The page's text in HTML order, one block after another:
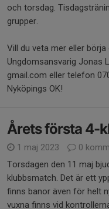
och torsdag.
grupper.
Vill du veta mer eller
Ungdomsansvarig Jonas
gmail.com eller telefon
Nyköpings OK!
Årets första 4-
1 maj 2023
0
Torsdagen den 11 maj
klubbsmatch. Det är ett
finns banor även för helt
vuxna finns vid